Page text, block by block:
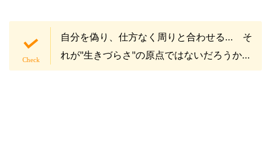
自分を偽り、仕方なく周りと合わせる… そ
れが"生きづらさ"の原点ではないだろうか…